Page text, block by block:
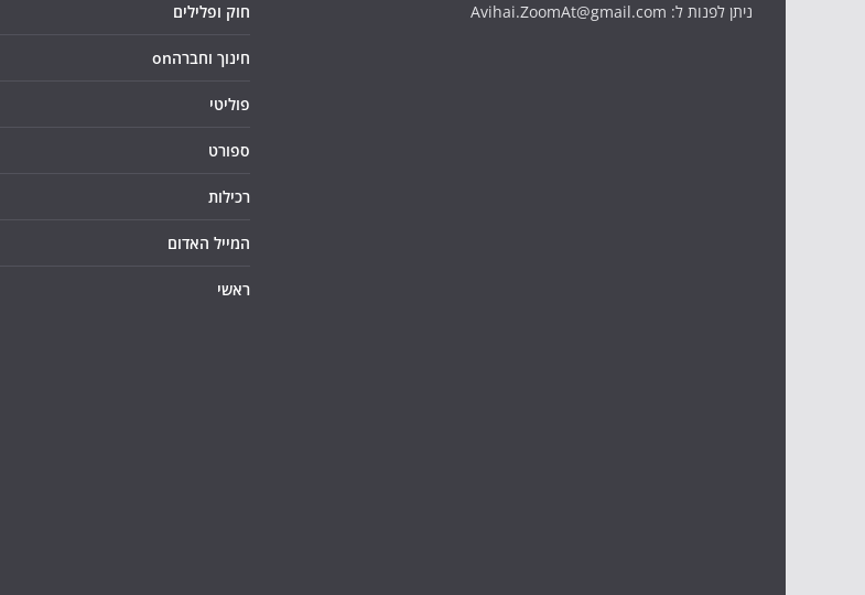
ניתן לפנות ל: Avihai.ZoomAt@gmail.com
חוק ופלילים
חינוך וחברהon
פוליטי
ספורט
רכילות
המייל האדום
ראשי